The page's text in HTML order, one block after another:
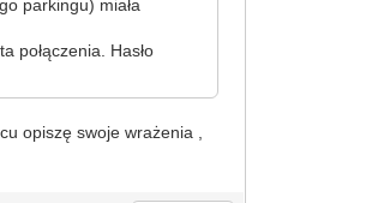
parkingu) miała
połączenia. Hasło
opiszę swoje wrażenia ,